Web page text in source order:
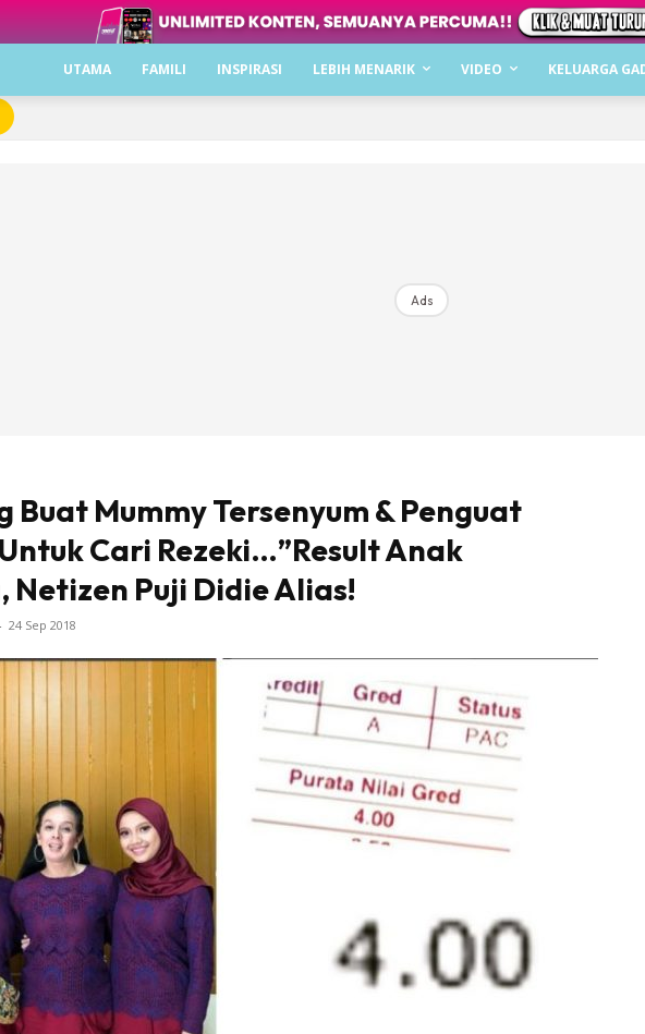
UTAMA FAMILI INSPIRASI LEBIH MENARIK VIDEO KELUARGA
Ads
Buat Mummy Tersenyum & Penguat
Cari Rezeki…”Result Anak
Netizen Puji Didie Alias!
24 Sep 2018